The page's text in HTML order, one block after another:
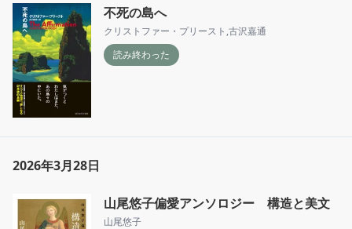
不死の島へ
クリストファー・プリースト ,古沢嘉通
読み終わった
2026年3月28日
山尾悠子偏愛アンソロジー 構造と美文
山尾悠子